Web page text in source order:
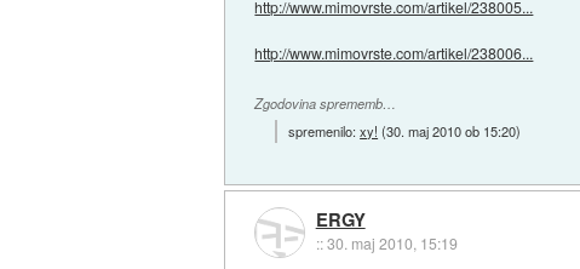
http://www.mimovrste.com/artikel/238005...
http://www.mimovrste.com/artikel/238006...
Zgodovina sprememb…
spremenilo:xy! (30. maj 2010 ob 15:20)
ERGY
::30. maj 2010, 15:19